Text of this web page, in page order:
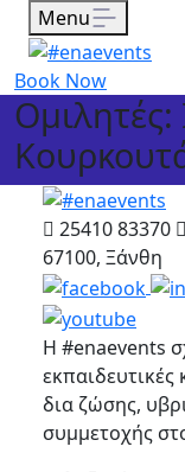
Menu
Book Now
25410 83370
67100, Ξάνθη
Η #enaevents
εκπαιδευτικές
δια ζώσης,
συμμετοχής